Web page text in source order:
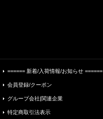
====== 新着/入荷情報/お知らせ ======
会員登録/クーポン
グループ会社|関連企業
特定商取引法表示